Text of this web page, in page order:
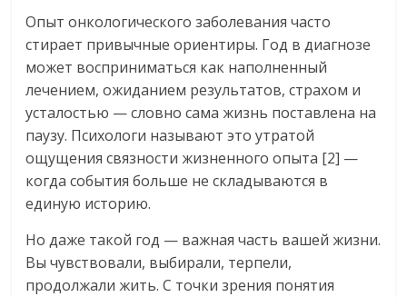
Опыт онкологического заболевания часто
стирает привычные ориентиры. Год в диагнозе
может восприниматься как наполненный
лечением, ожиданием результатов, страхом и
усталостью — словно сама жизнь поставлена на
паузу. Психологи называют это утратой
ощущения связности жизненного опыта [2] —
когда события больше не складываются в
единую историю.
Но даже такой год — важная часть вашей жизни.
Вы чувствовали, выбирали, терпели,
продолжали жить. С точки зрения понятия